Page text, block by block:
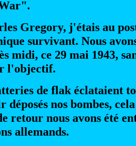
Gregory, j'étais au
survivant. Nous
midi, ce 29 mai 1943,
l'objectif.
de flak éclataient
déposés nos bombes,
retour nous avons été
allemands.